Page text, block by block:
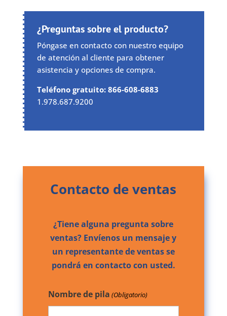
¿Preguntas sobre el producto?
Póngase en contacto con nuestro equipo
de atención al cliente para obtener
asistencia y opciones de compra.
Teléfono gratuito: 866-608-6883
1.978.687.9200
Contacto de ventas
¿Tiene alguna pregunta sobre
ventas? Envíenos un mensaje y
un representante de ventas se
pondrá en contacto con usted.
Nombre de pila (Obligatorio)